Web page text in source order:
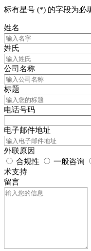
标有星号 (*) 的字段为必
姓名
姓氏
公司名称
标题
电话号码
电子邮件地址
外联原因
合规性
一般咨询
术支持
留言